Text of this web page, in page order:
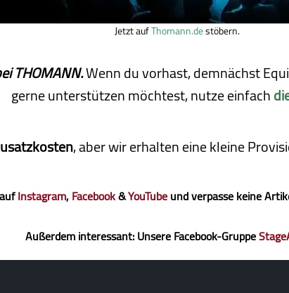
Jetzt aufThomann.destöbern.
THOMANN.Wenn du vorhast, demnächst
gerne unterstützen möchtest, nutze einfach
, aber wir erhalten eine kleine
Instagram,Facebook&YouTubeund verpasse keine
Außerdem interessant: Unsere Facebook-Gruppe